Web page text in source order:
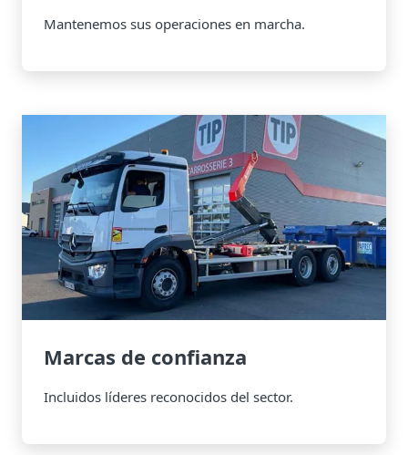
Mantenemos sus operaciones en marcha.
Marcas de confianza
Incluidos líderes reconocidos del sector.